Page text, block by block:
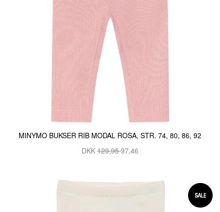
MINYMO BUKSER RIB MODAL ROSA, STR. 74, 80, 86, 92
DKK 129,9597,46